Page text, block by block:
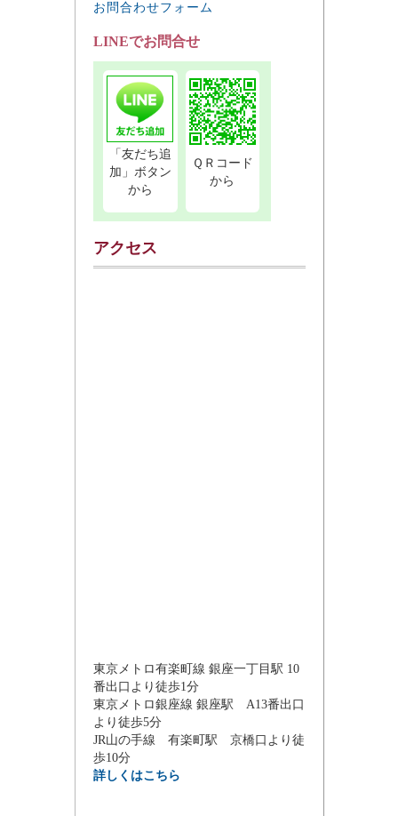
お問合わせフォーム
LINEでお問合せ
「友だち追
加」ボタン
から
ＱＲコード
から
アクセス
東京メトロ有楽町線 銀座一丁目駅 10
番出口より徒歩1分
東京メトロ銀座線 銀座駅 A13番出口
より徒歩5分
JR山の手線 有楽町駅 京橋口より徒
歩10分
詳しくはこちら